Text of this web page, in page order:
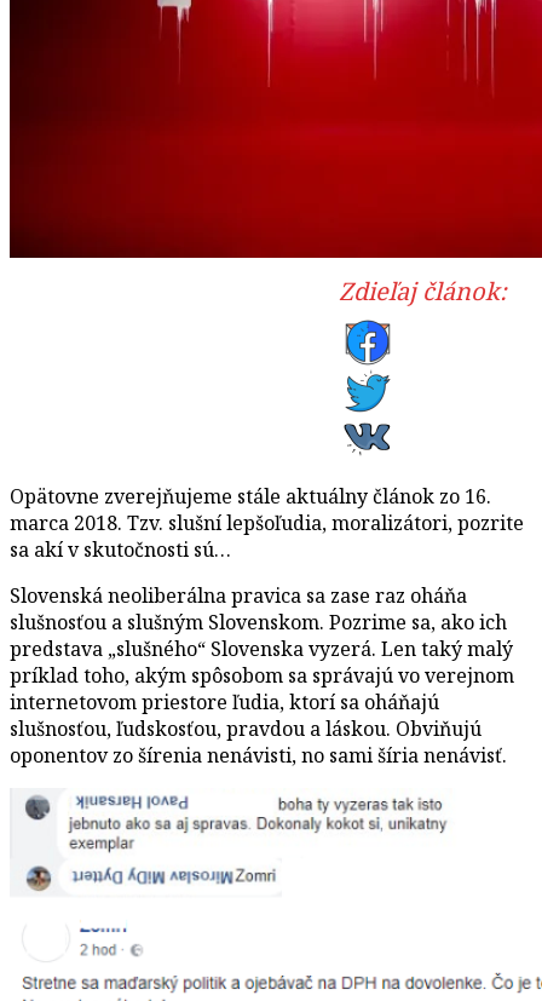
Zdieľaj článok:
Opätovne zverejňujeme stále aktuálny článok zo 16.
marca 2018. Tzv. slušní lepšoľudia, moralizátori, pozrite
sa akí v skutočnosti sú…
Slovenská neoliberálna pravica sa zase raz oháňa
slušnosťou a slušným Slovenskom. Pozrime sa, ako ich
predstava „slušného“ Slovenska vyzerá. Len taký malý
príklad toho, akým spôsobom sa správajú vo verejnom
internetovom priestore ľudia, ktorí sa oháňajú
slušnosťou, ľudskosťou, pravdou a láskou. Obviňujú
oponentov zo šírenia nenávisti, no sami šíria nenávisť.